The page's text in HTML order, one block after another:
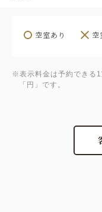
空室あり 空
※表示料金は予約できる
「円」です。